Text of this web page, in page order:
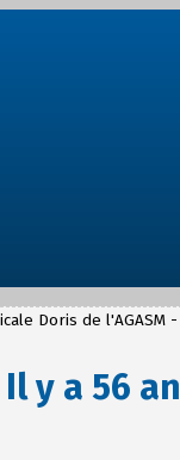
Doris de l'AGASM
y a 56